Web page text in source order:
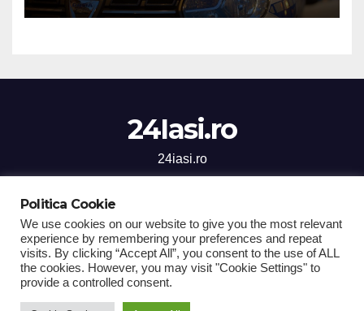
24Iasi.ro
24iasi.ro
Proudly powered by WordPress|Theme: Newsup byThemeansar
Home Stiri Iasi National
Politica Cookie
We use cookies on our website to give you the most relevant
experience by remembering your preferences and repeat
visits. By clicking “Accept All”, you consent to the use of ALL
the cookies. However, you may visit "Cookie Settings" to
provide a controlled consent.